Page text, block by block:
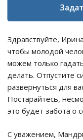
Здравствуйте,
чтобы молодой
можем только
делать. Отпустите
развернуться для
Постарайтесь,
это будет забота о
С уважением,